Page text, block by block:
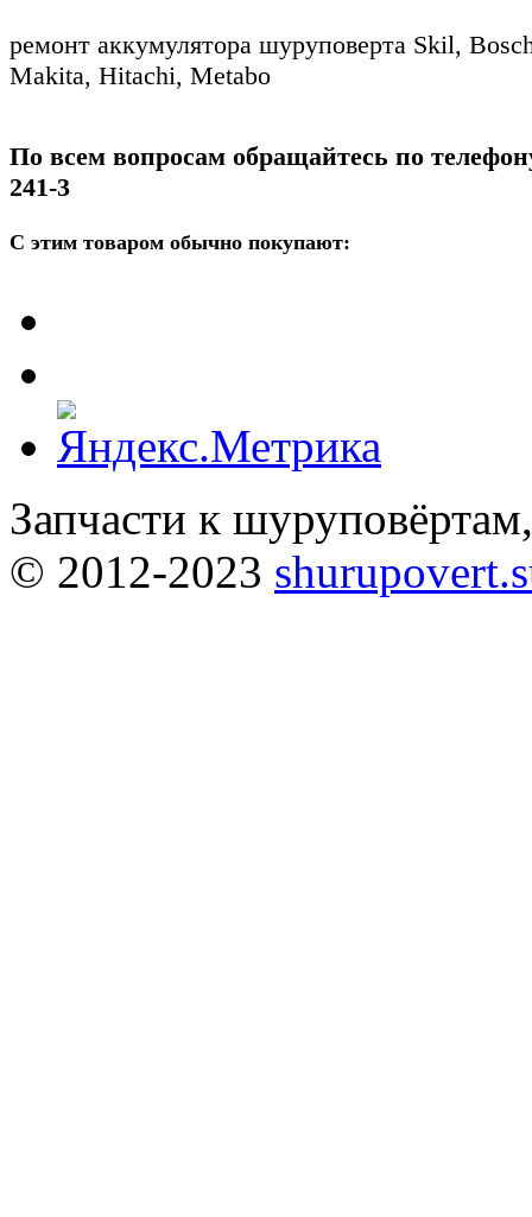
ремонт аккумулятора шуруповерта Skil,
Makita, Hitachi, Metabo
По всем вопросам обращайтесь по
241-3
С этим товаром обычно покупают:
Запчасти к
© 2012-2023